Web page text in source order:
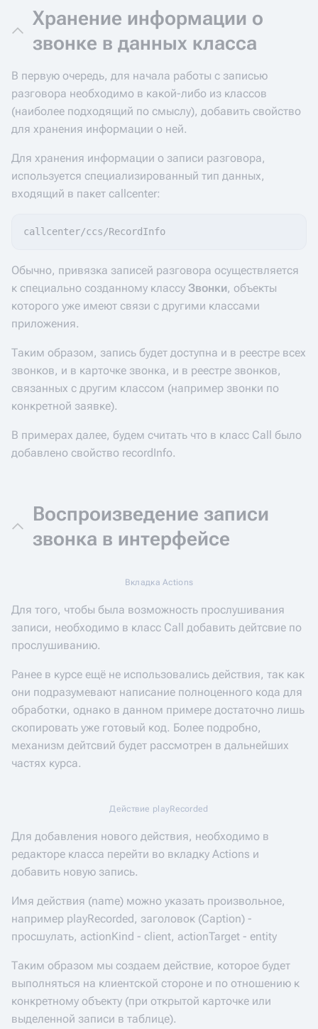
Хранение информации о
звонке в данных класса
В первую очередь, для начала работы с записью
разговора необходимо в какой-либо из классов
(наиболее подходящий по смыслу), добавить свойство
для хранения информации о ней.
Для хранения информации о записи разговора,
используется специализированный тип данных,
входящий в пакет callcenter:
Обычно, привязка записей разговора осуществляется
к специально созданному классу Звонки, объекты
которого уже имеют связи с другими классами
приложения.
Таким образом, запись будет доступна и в реестре всех
звонков, и в карточке звонка, и в реестре звонков,
связанных с другим классом (например звонки по
конкретной заявке).
В примерах далее, будем считать что в класс Call было
добавлено свойство recordInfo.
Воспроизведение записи
звонка в интерфейсе
Вкладка Actions
Для того, чтобы была возможность прослушивания
записи, необходимо в класс Call добавить дейтсвие по
прослушиванию.
Ранее в курсе ещё не использовались действия, так как
они подразумевают написание полноценного кода для
обработки, однако в данном примере достаточно лишь
скопировать уже готовый код. Более подробно,
механизм дейтсвий будет рассмотрен в дальнейших
частях курса.
Действие playRecorded
Для добавления нового действия, необходимо в
редакторе класса перейти во вкладку Actions и
добавить новую запись.
Имя действия (name) можно указать произвольное,
например playRecorded, заголовок (Caption) -
просшулать, actionKind - client, actionTarget - entity
Таким образом мы создаем действие, которое будет
выполняться на клиентской стороне и по отношению к
конкретному объекту (при открытой карточке или
выделенной записи в таблице).